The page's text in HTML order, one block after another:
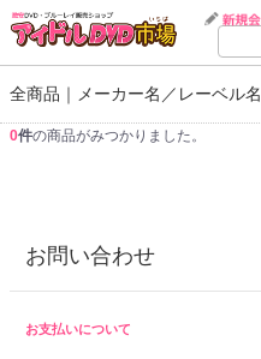
全商品 メーカー名／レーベル名
0件の商品がみつかりました。
お問い合わせ
お支払いについて